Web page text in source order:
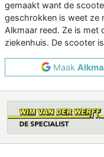
gemaakt want de
geschrokken is weet ze
Alkmaar reed. Ze is met
ziekenhuis. De scooter
Maak